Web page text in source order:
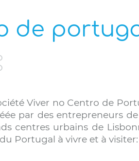
de
Viver no Centro de
par des entrepreneurs
centres urbains de
Portugal à vivre et à visiter: